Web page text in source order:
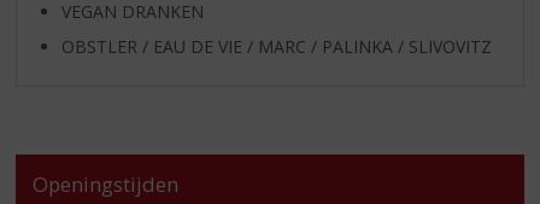
VEGAN DRANKEN
OBSTLER / EAU DE VIE / MARC / PALINKA / SLIVOVITZ
Openingstijden